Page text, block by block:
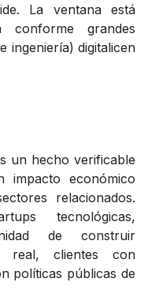
La ventana está
grandes
ingeniería) digitalicen
un hecho verificable
impacto económico
relacionados.
tecnológicas,
de construir
real, clientes con
políticas públicas de